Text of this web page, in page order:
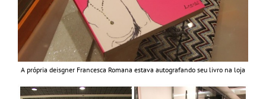
A própria deisgner Francesca Romana estava autografando seu livro na loja